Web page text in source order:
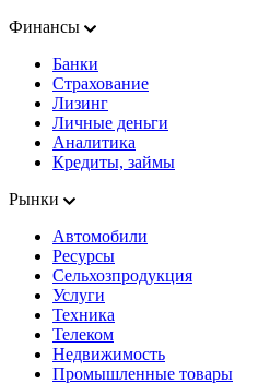
Финансы
Банки
Страхование
Лизинг
Личные деньги
Аналитика
Кредиты, займы
Рынки
Автомобили
Ресурсы
Сельхозпродукция
Услуги
Техника
Телеком
Недвижимость
Промышленные товары